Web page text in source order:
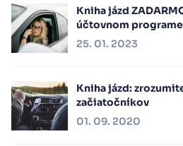
Kniha jázd
účtovnom programe
25. 01. 2023
Kniha jázd:
začiatočníkov
01. 09. 2020